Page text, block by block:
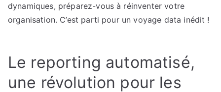
solutions
dynamiques, préparez-vous à réinventer votre
organisation. C’est parti pour un voyage data inédit !
Le reporting automatisé,
une révolution pour les